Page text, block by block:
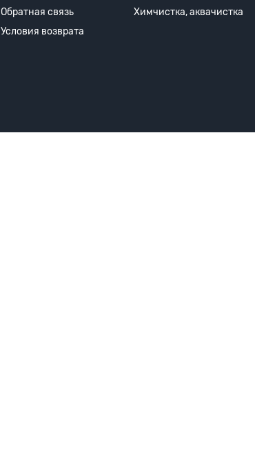
Обратная связь
Химчистка, аквачистка
Условия возврата